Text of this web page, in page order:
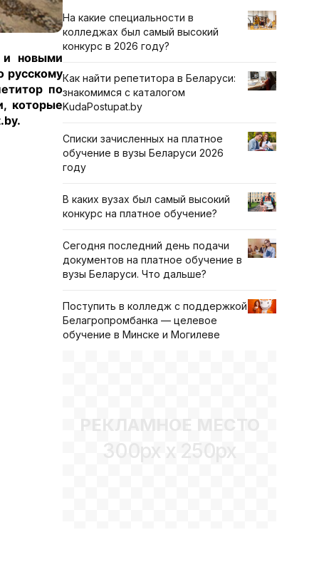
и новыми
русскому
по
которые
На какие специальности в
колледжах был самый высокий
конкурс в 2026 году?
Как найти репетитора в Беларуси:
знакомимся с каталогом
KudaPostupat.by
Списки зачисленных на платное
обучение в вузы Беларуси 2026
году
В каких вузах был самый высокий
конкурс на платное обучение?
Сегодня последний день подачи
документов на платное обучение в
вузы Беларуси. Что дальше?
Поступить в колледж с поддержкой
Белагропромбанка — целевое
обучение в Минске и Могилеве
РЕКЛАМНОЕ МЕСТО
300px x 250px